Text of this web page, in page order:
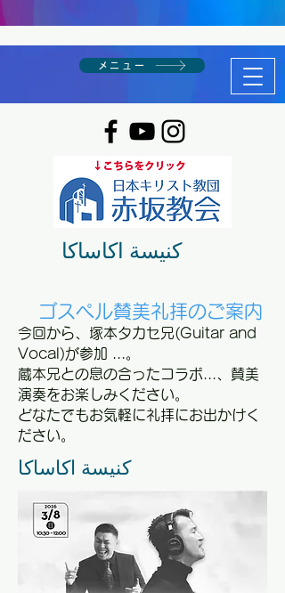
メニュー
كنيسة اكاساكا
ゴスペル賛美礼拝のご案内
今回から、塚本タカセ兄(Guitar and
Vocal)が参加 ...。
​蔵本兄との息の合ったコラボ...、賛美
演奏をお楽しみください。
​どなたでもお気軽に礼拝にお出かけく
ださい。
كنيسة اكاساكا